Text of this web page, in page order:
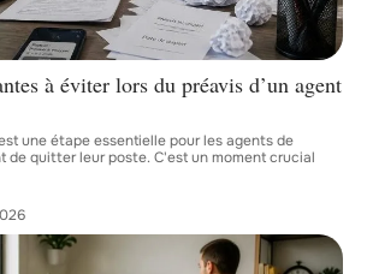
à éviter lors du préavis d’un agent
une étape essentielle pour les agents de
de quitter leur poste. C'est un moment crucial